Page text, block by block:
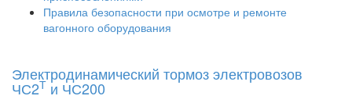
Правила безопасности при осмотре и ремонте
вагонного оборудования
Электродинамический тормоз электровозов
ЧС2Т и ЧС200